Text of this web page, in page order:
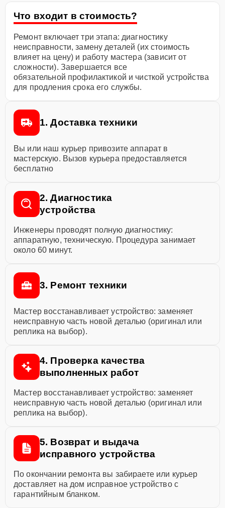
Что входит в стоимость?
Ремонт включает три этапа: диагностику
неисправности, замену деталей (их стоимость
влияет на цену) и работу мастера (зависит от
сложности). Завершается все
обязательной профилактикой и чисткой устройства
для продления срока его службы.
1. Доставка техники
Вы или наш курьер привозите аппарат в
мастерскую. Вызов курьера предоставляется
бесплатно
2. Диагностика
устройства
Инженеры проводят полную диагностику:
аппаратную, техническую. Процедура занимает
около 60 минут.
3. Ремонт техники
Мастер восстанавливает устройство: заменяет
неисправную часть новой деталью (оригинал или
реплика на выбор).
4. Проверка качества
выполненных работ
Мастер восстанавливает устройство: заменяет
неисправную часть новой деталью (оригинал или
реплика на выбор).
5. Возврат и выдача
исправного устройства
По окончании ремонта вы забираете или курьер
доставляет на дом исправное устройство с
гарантийным бланком.